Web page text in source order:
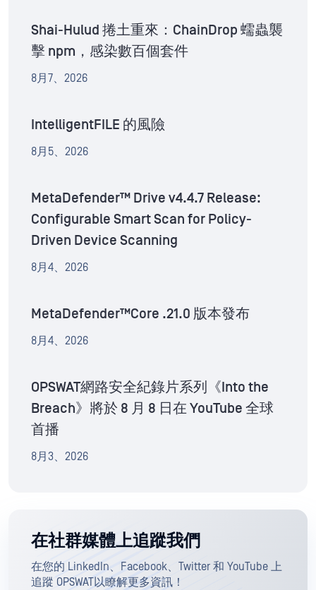
Shai-Hulud 捲土重來：ChainDrop 蠕蟲襲
擊 npm，感染數百個套件
8月7、2026
IntelligentFILE 的風險
8月5、2026
MetaDefender™ Drive v4.4.7 Release:
Configurable Smart Scan for Policy-
Driven Device Scanning
8月4、2026
MetaDefender™Core .21.0 版本發布
8月4、2026
OPSWAT網路安全紀錄片系列《Into the
Breach》將於 8 月 8 日在 YouTube 全球
首播
8月3、2026
在社群媒體上追蹤我們
在您的 LinkedIn、Facebook、Twitter 和 YouTube 上
追蹤 OPSWAT以瞭解更多資訊！